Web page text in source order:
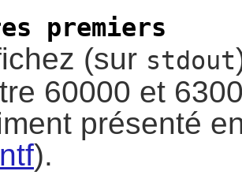
premiers
(sur stdout
60000 et
présenté
).